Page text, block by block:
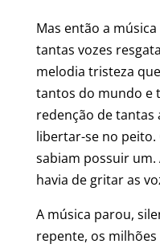
Mas então a
tantas vozes
melodia tristeza
tantos do mundo e
redenção de tantas
libertar-se no
sabiam possuir um.
havia de gritar as
A música parou,
repente, os